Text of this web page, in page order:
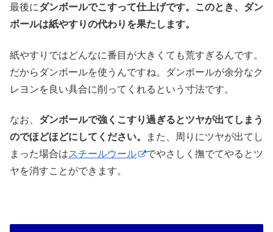
最後にダンボールでこすって仕上げです。このとき、ダン
ボールは紙やすりの代わりを果たします。
紙やすりではどんなに番目が大きくても荒すぎるんです。
だからダンボールを使うんですね。ダンボールが余分なク
レヨンを良い具合に削ってくれるという寸法です。
なお、 ダンボールで強くこすり過ぎるとツヤが出てしまう
のでほどほどにしてください。
また、周りにツヤが出てし
まった場合はスチールウール
でやさしく撫でてやるとツ
ヤを消すことができます。